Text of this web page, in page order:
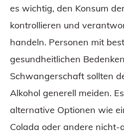
es wichtig, den Konsum
kontrollieren und
handeln. Personen mit
gesundheitlichen
Schwangerschaft sollten
Alkohol generell meiden.
alternative Optionen wie
Colada oder andere nicht-